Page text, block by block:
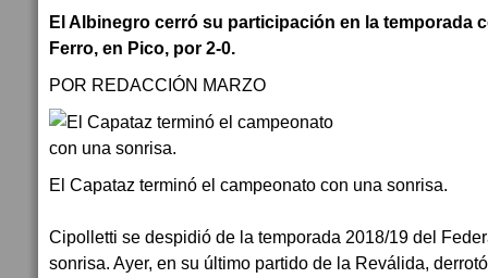
El Albinegro cerró su participación en la temporada
Ferro, en Pico, por 2-0.
POR REDACCIÓN MARZO
El Capataz terminó el campeonato con una sonrisa.
Cipolletti se despidió de la temporada 2018/19 del
sonrisa. Ayer, en su último partido de la Reválida,